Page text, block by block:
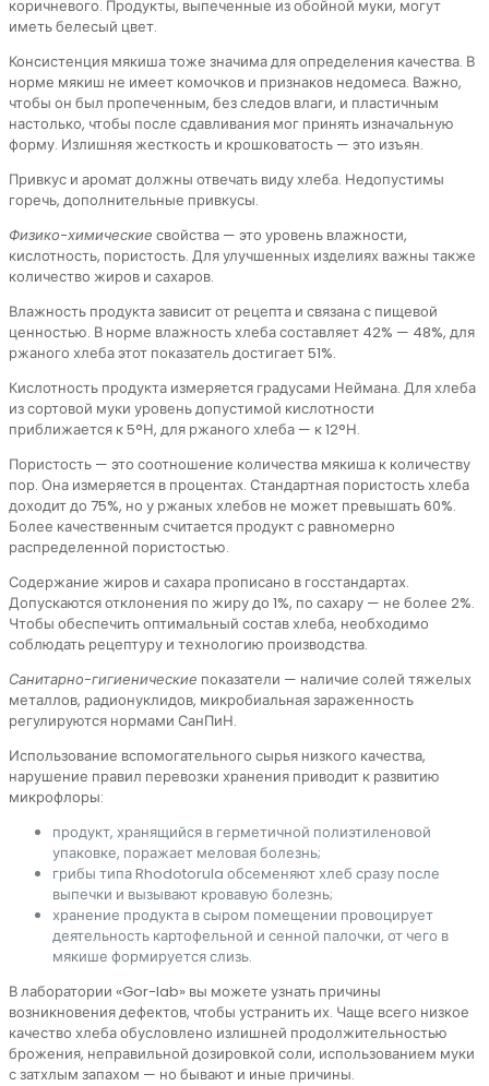
коричневого. Продукты, выпеченные из обойной муки, могут
иметь белесый цвет.
Консистенция мякиша тоже значима для определения качества. В
норме мякиш не имеет комочков и признаков недомеса. Важно,
чтобы он был пропеченным, без следов влаги, и пластичным
настолько, чтобы после сдавливания мог принять изначальную
форму. Излишняя жесткость и крошковатость — это изъян.
Привкус и аромат должны отвечать виду хлеба. Недопустимы
горечь, дополнительные привкусы.
Физико-химические свойства — это уровень влажности,
кислотность, пористость. Для улучшенных изделиях важны также
количество жиров и сахаров.
Влажность продукта зависит от рецепта и связана с пищевой
ценностью. В норме влажность хлеба составляет 42% — 48%, для
ржаного хлеба этот показатель достигает 51%.
Кислотность продукта измеряется градусами Неймана. Для хлеба
из сортовой муки уровень допустимой кислотности
приближается к 5°Н, для ржаного хлеба — к 12°Н.
Пористость — это соотношение количества мякиша к количеству
пор. Она измеряется в процентах. Стандартная пористость хлеба
доходит до 75%, но у ржаных хлебов не может превышать 60%.
Более качественным считается продукт с равномерно
распределенной пористостью.
Содержание жиров и сахара прописано в госстандартах.
Допускаются отклонения по жиру до 1%, по сахару — не более 2%.
Чтобы обеспечить оптимальный состав хлеба, необходимо
соблюдать рецептуру и технологию производства.
Санитарно-гигиенические показатели — наличие солей тяжелых
металлов, радионуклидов, микробиальная зараженность
регулируются нормами СанПиН.
Использование вспомогательного сырья низкого качества,
нарушение правил перевозки хранения приводит к развитию
микрофлоры:
продукт, хранящийся в герметичной полиэтиленовой
упаковке, поражает меловая болезнь;
грибы типа Rhodotorula обсеменяют хлеб сразу после
выпечки и вызывают кровавую болезнь;
хранение продукта в сыром помещении провоцирует
деятельность картофельной и сенной палочки, от чего в
мякише формируется слизь.
В лаборатории «Gor-lab» вы можете узнать причины
возникновения дефектов, чтобы устранить их. Чаще всего низкое
качество хлеба обусловлено излишней продолжительностью
брожения, неправильной дозировкой соли, использованием муки
с затхлым запахом — но бывают и иные причины.